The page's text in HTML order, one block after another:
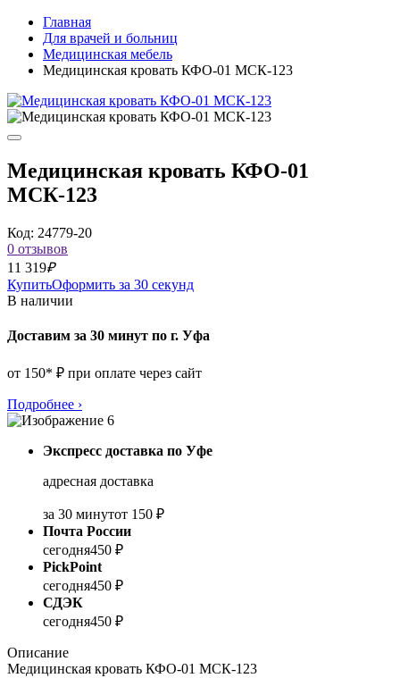
Главная
Для врачей и больниц
Медицинская мебель
Медицинская кровать КФО-01 МСК-123
Медицинская кровать КФО-01
МСК-123
Код: 24779-20
0 отзывов
11 319₽
КупитьОформить за 30 секунд
В наличии
Доставим за 30 минут по г. Уфа
от 150* ₽ при оплате через сайт
Подробнее ›
Экспресс доставка по Уфе
адресная доставка
за 30 минутот 150 ₽
Почта России
сегодня450 ₽
PickPoint
сегодня450 ₽
СДЭК
сегодня450 ₽
Описание
Медицинская кровать КФО-01 МСК-123